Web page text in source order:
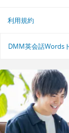
利用規約
DMM英会話Words